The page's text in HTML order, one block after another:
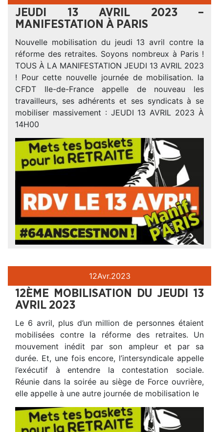
JEUDI 13 AVRIL 2023 –
MANIFESTATION À PARIS
Nouvelle mobilisation du jeudi 13 avril contre la
réforme des retraites. Soyons nombreux à Paris !
TOUS À LA MANIFESTATION JEUDI 13 AVRIL 2023
! Pour cette nouvelle journée de mobilisation. la
CFDT Ile-de-France appelle de nouveau les
travailleurs, ses adhérents et ses syndicats à se
mobiliser massivement : JEUDI 13 AVRIL 2023 À
14H00
12Avr.2023
12ÈME MOBILISATION DU JEUDI 13
AVRIL 2023
Le 6 avril, plus d’un million de personnes étaient
mobilisées contre la réforme des retraites. Un
mouvement inédit par son ampleur et par sa
durée. Et, une fois encore, l’intersyndicale appelle
l’exécutif à entendre la contestation sociale.
Réunie dans la soirée au siège de Force ouvrière,
elle appelle à une autre journée de mobilisation le